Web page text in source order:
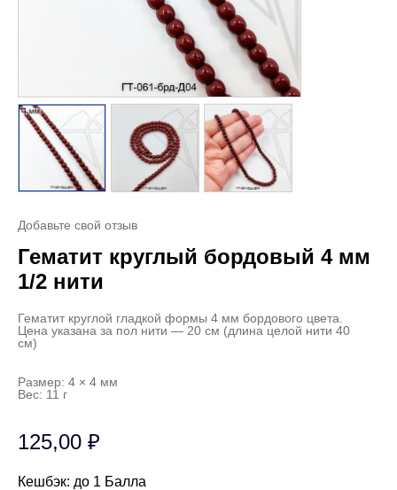
Добавьте свой отзыв
Гематит круглый бордовый 4 мм
1/2 нити
Гематит круглой гладкой формы 4 мм бордового цвета.
Цена указана за пол нити — 20 см (длина целой нити 40
см)
Размер: 4 × 4 мм
Вес: 11 г
125,00 ₽
Кешбэк: до 1 Балла